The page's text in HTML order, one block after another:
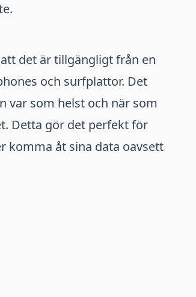
det är tillgängligt från en
och surfplattor. Det
var som helst och när som
Detta gör det perfekt för
komma åt sina data oavsett